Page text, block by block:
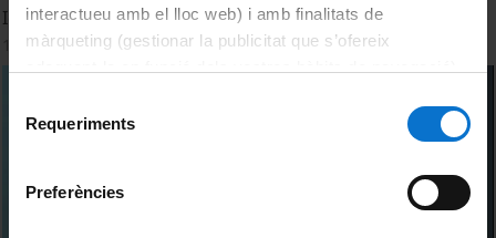
interactueu amb el lloc web) i amb finalitats de
màrqueting (gestionar la publicitat que s’ofereix
consultar laPolítica de galetes del lloc web de la
Requeriments
Preferències
Identificación de públicos potenciales
1 December, 2011